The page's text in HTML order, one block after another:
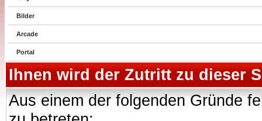
Bilder
Arcade
Portal
Ihnen wird der Zutritt zu dieser
Aus einem der folgenden Gründe